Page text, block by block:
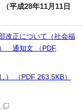
（平成28年11月11日
改正について（社会福
通知文 （PDF
） （PDF 263.5KB）